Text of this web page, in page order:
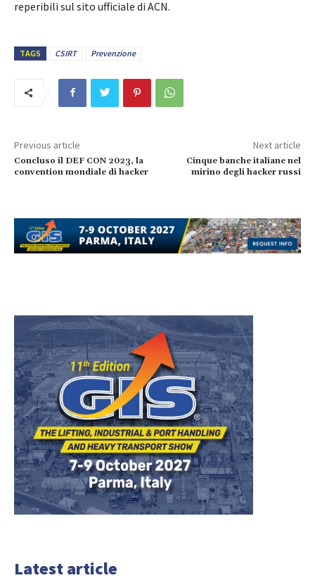
reperibili sul sito ufficiale di ACN.
TAGS CSIRT Prevenzione
Previous article
Concluso il DEF CON 2023, la
convention mondiale di hacker
Next article
Cinque banche italiane nel
mirino degli hacker russi
Latest article